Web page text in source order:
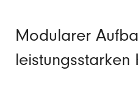
Modularer
leistungsstarken